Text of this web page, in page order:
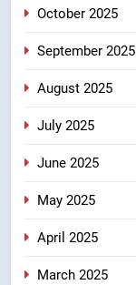
8
October 2025
September 2025
August 2025
July 2025
June 2025
May 2025
April 2025
March 2025